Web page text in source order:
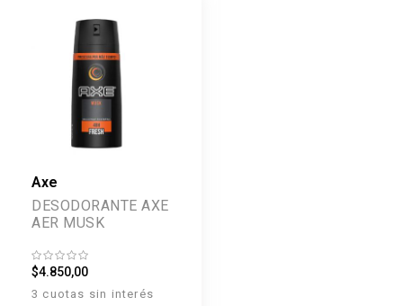
Axe
DESODORANTE AXE
AER MUSK
$4.850,00
3 cuotas sin interés